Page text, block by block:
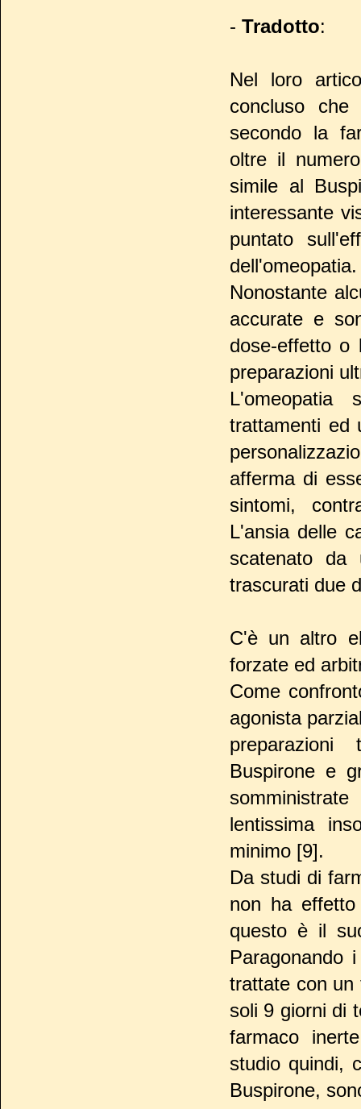
- Tradotto:
Nel loro
concluso che
secondo la
oltre il
simile al
interessante
puntato
Nonostante
accurate e
dose-effetto o
preparazioni
L'omeopatia
trattamenti ed
afferma di
sintomi,
L'ansia delle
scatenato da
trascurati due
C'è un altro
forzate ed
Come
agonista
preparazioni
Buspirone e
lentissima
minimo [9].
Da studi di
non ha
questo è il
Paragonando
trattate con un
soli 9 giorni di
farmaco
studio quindi,
Buspirone,